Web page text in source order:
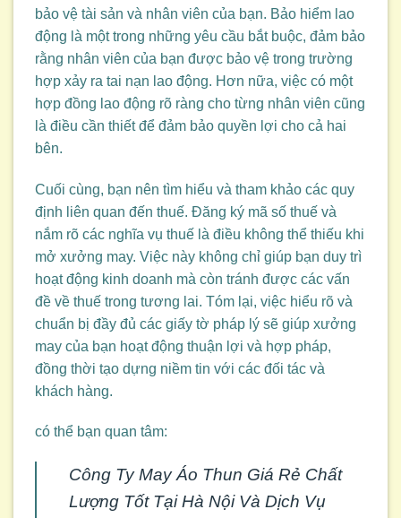
bảo vệ tài sản và nhân viên của bạn. Bảo hiểm lao
động là một trong những yêu cầu bắt buộc, đảm bảo
rằng nhân viên của bạn được bảo vệ trong trường
hợp xảy ra tai nạn lao động. Hơn nữa, việc có một
hợp đồng lao động rõ ràng cho từng nhân viên cũng
là điều cần thiết để đảm bảo quyền lợi cho cả hai
bên.
Cuối cùng, bạn nên tìm hiểu và tham khảo các quy
định liên quan đến thuế. Đăng ký mã số thuế và
nắm rõ các nghĩa vụ thuế là điều không thể thiếu khi
mở xưởng may. Việc này không chỉ giúp bạn duy trì
hoạt động kinh doanh mà còn tránh được các vấn
đề về thuế trong tương lai. Tóm lại, việc hiểu rõ và
chuẩn bị đầy đủ các giấy tờ pháp lý sẽ giúp xưởng
may của bạn hoạt động thuận lợi và hợp pháp,
đồng thời tạo dựng niềm tin với các đối tác và
khách hàng.
có thể bạn quan tâm:
Công Ty May Áo Thun Giá Rẻ Chất
Lượng Tốt Tại Hà Nội Và Dịch Vụ